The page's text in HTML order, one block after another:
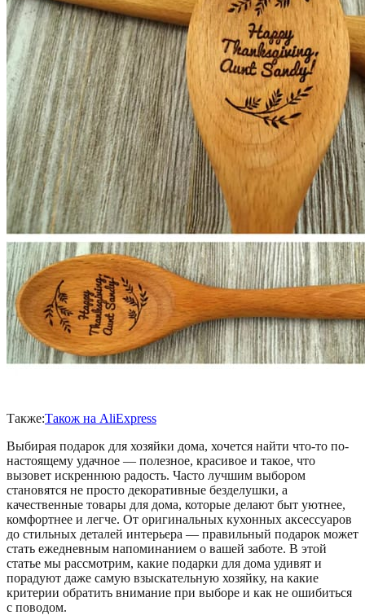
Также:Також на AliExpress
Выбирая подарок для хозяйки дома, хочется найти что-то по-
настоящему удачное — полезное, красивое и такое, что
вызовет искреннюю радость. Часто лучшим выбором
становятся не просто декоративные безделушки, а
качественные товары для дома, которые делают быт уютнее,
комфортнее и легче. От оригинальных кухонных аксессуаров
до стильных деталей интерьера — правильный подарок может
стать ежедневным напоминанием о вашей заботе. В этой
статье мы рассмотрим, какие подарки для дома удивят и
порадуют даже самую взыскательную хозяйку, на какие
критерии обратить внимание при выборе и как не ошибиться
с поводом.